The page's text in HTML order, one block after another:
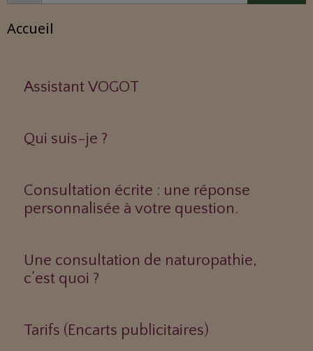
Accueil
Assistant VOGOT
Qui suis-je ?
Consultation écrite : une réponse
personnalisée à votre question.
Une consultation de naturopathie,
c’est quoi ?
Tarifs (Encarts publicitaires)